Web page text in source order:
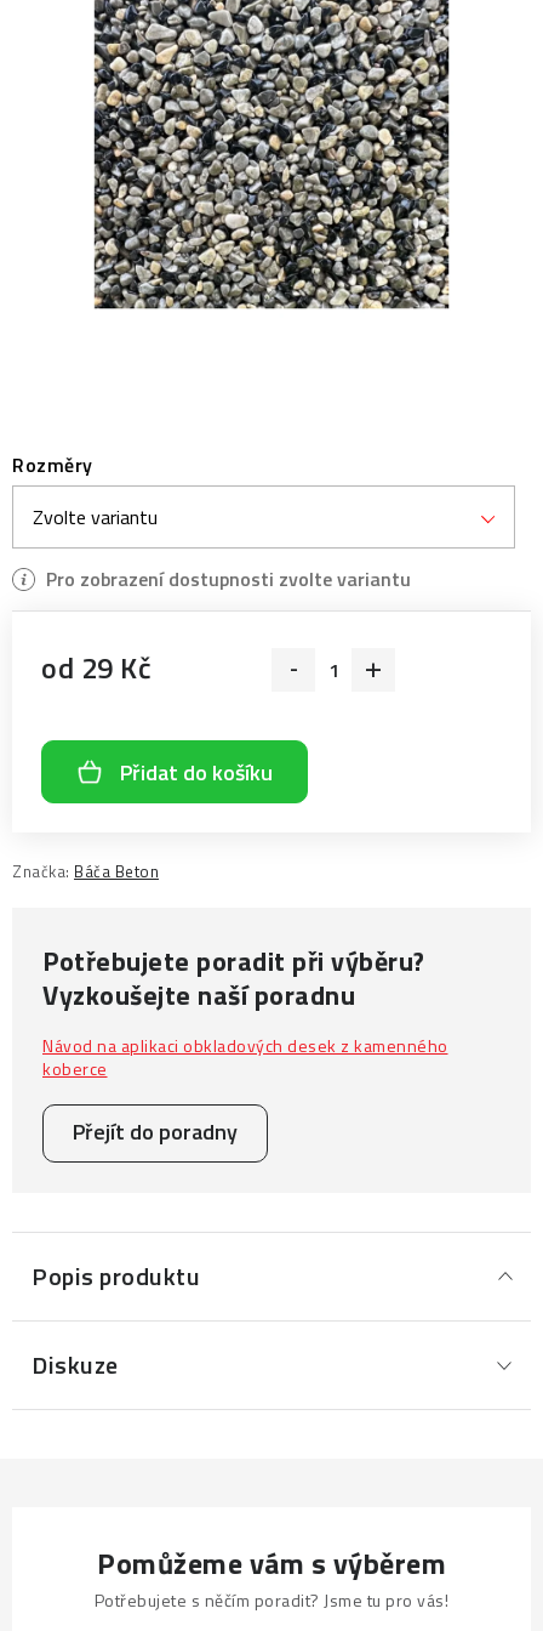
Návody Blog Inspirace Kontakty
Rozměry
od 29 Kč
Přidat do košíku
Značka: Báča Beton
Potřebujete poradit při výběru?
Vyzkoušejte naší poradnu
Návod na aplikaci obkladových desek z kamenného
koberce
Přejít do poradny
Popis produktu
Diskuze
Pomůžeme vám s výběrem
Potřebujete s něčím poradit? Jsme tu pro vás!